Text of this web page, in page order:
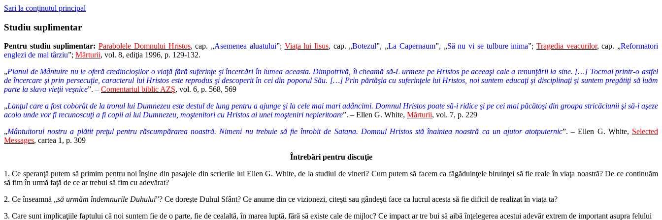
Sari la conținutul principal
Studiu suplimentar
Pentru studiu suplimentar: Parabolele Domnului Hristos, cap. „Asemenea aluatului”; Viaţa lui Iisus, cap. „Botezul”, „La Capernaum”, „Să nu vi se tulbure inima”;Tragedia veacurilor, cap. „Reformatori
englezi de mai târziu”; Mărturii, vol. 8, ediţia 1996, p. 129-132.
„Planul de Mântuire nu le oferă credincioşilor o viaţă fără suferinţe şi încercări în lumea aceasta. Dimpotrivă, îi cheamă să-L urmeze pe Hristos pe aceeaşi cale a renunţării la sine. […] Tocmai printr-o astfel
de încercare şi prin persecuţie, caracterul lui Hristos este reprodus şi descoperit în cei din poporul Său. […] Prin părtăşia cu suferinţele lui Hristos, noi suntem educaţi şi disciplinaţi şi suntem pregătiţi să luăm
parte la slava vieţii veşnice”. – Comentariul biblic AZŞ, vol. 6, p. 568, 569
„Lanţul care a fost coborât de la tronul lui Dumnezeu este destul de lung pentru a ajunge şi la cele mai mari adâncimi. Domnul Hristos poate să-i ridice şi pe cei mai păcătoşi din groapa stricăciunii şi să-i aşeze
acolo unde vor fi recunoscuţi a fi copii ai lui Dumnezeu, moştenitori cu Hristos ai unei moşteniri nepieritoare”. – Ellen G. White, Mărturii, vol. 7, p. 229
„Mântuitorul nostru a plătit preţul pentru răscumpărarea noastră. Nimeni nu trebuie să fie înrobit de Satana. Domnul Hristos stă înaintea noastră ca un ajutor atotputernic”. – Ellen G. White, Selected
Messages, cartea 1, p. 309
Întrebări pentru discuţie
1. Ce speranţă putem să primim pentru noi înşine din pasajele din scrierile lui Ellen G. White, de la studiul de vineri? Cum putem să facem ca făgăduinţele biruinţei să fie reale în viaţa noastră? De ce continuăm
să fim în urmă faţă de ce ar trebui să fim cu adevărat?
2. Ce înseamnă „să urmăm îndemnurile Duhului”? Ce doreşte Duhul Sfânt? Ce anume din ce vizionezi, citeşti sau gândeşti face ca lucrul acesta să fie dificil de realizat în viaţa ta?
3. Care sunt implicaţiile faptului că noi suntem fie de o parte, fie de cealaltă, în marea luptă, fără să existe cale de mijloc? Ce impact ar tre bui să aibă înţelegerea acestui adevăr extrem de important asupra felului